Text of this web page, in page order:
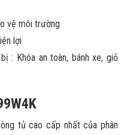
vệ môi trường
lợi
: Khóa an toàn, bánh xe, giỏ
tủ cao cấp nhất của phân